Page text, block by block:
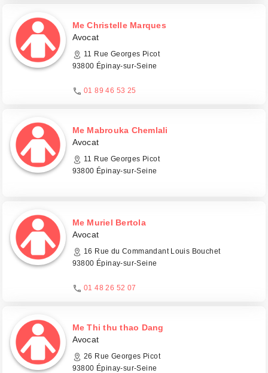
Me Christelle Marques
Avocat
11 Rue Georges Picot
93800 Épinay-sur-Seine
01 89 46 53 25
Me Mabrouka Chemlali
Avocat
11 Rue Georges Picot
93800 Épinay-sur-Seine
Me Muriel Bertola
Avocat
16 Rue du Commandant Louis Bouchet
93800 Épinay-sur-Seine
01 48 26 52 07
Me Thi thu thao Dang
Avocat
26 Rue Georges Picot
93800 Épinay-sur-Seine